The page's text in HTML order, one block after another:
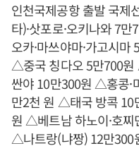
인천국제공항 출발 국
타)·삿포로·오키나와 7
오카·마쓰야마·가고시
△중국 칭다오 5만700
싼야 10만300원 △홍콩
만2천 원 △태국 방콕
원 △베트남 하노이·호
△나트랑(냐짱) 12만300